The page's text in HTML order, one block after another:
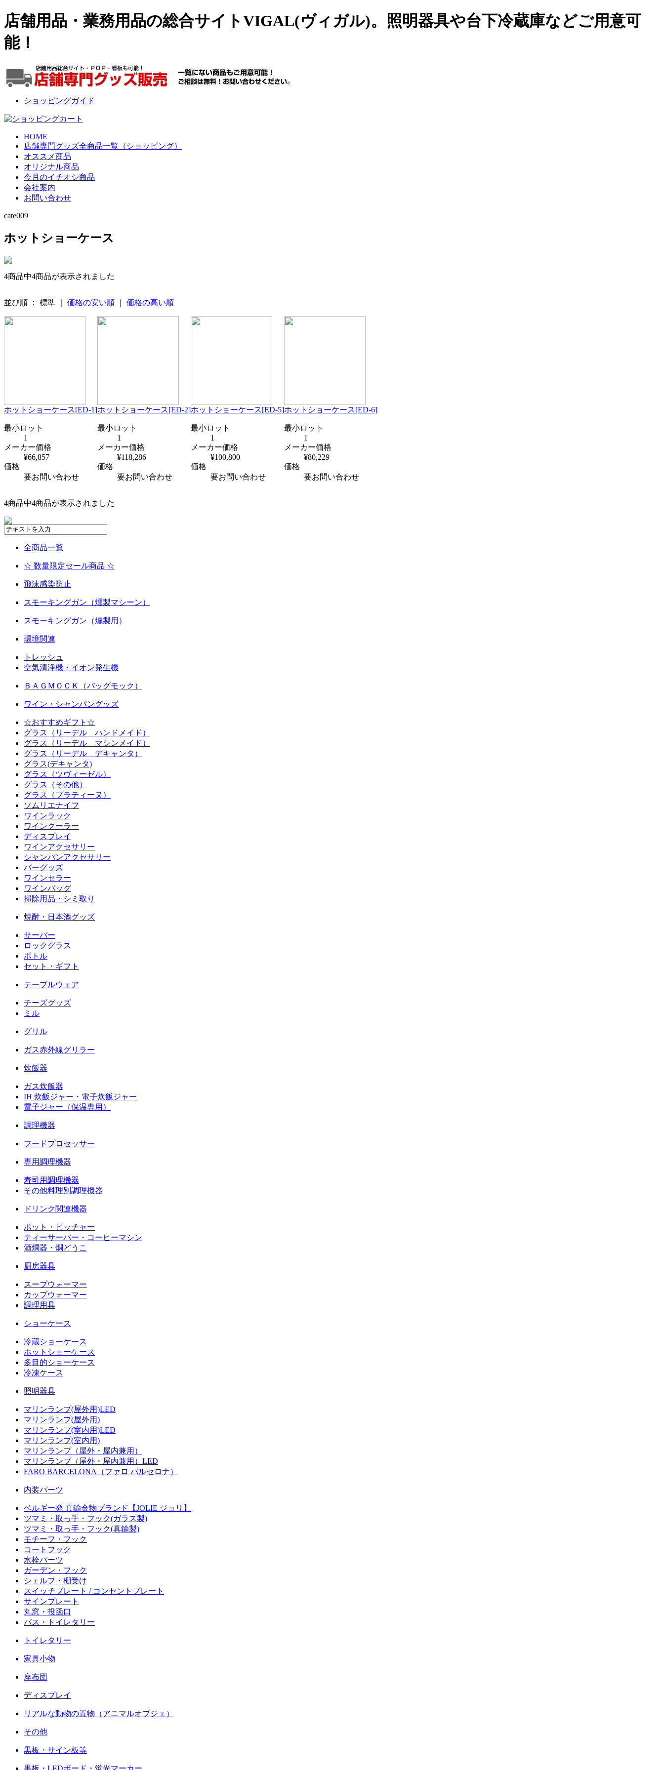
店舗用品・業務用品の総合サイトVIGAL(ヴィガル)。照明器具や台下冷蔵庫などご用意可
能！
ショッピングガイド
HOME
店舗専門グッズ全商品一覧（ショッピング）
オススメ商品
オリジナル商品
今月のイチオシ商品
会社案内
お問い合わせ
cate009
ホットショーケース
4商品中4商品が表示されました
並び順 ： 標準 ｜ 価格の安い順 価格の高い順
ホットショーケース[ED-1]ホットショーケース[ED-2]ホットショーケース[ED-5]ホットショーケース[ED-6]
最小ロット
1
メーカー価格
¥66,857
価格
要お問い合わせ
最小ロット
1
メーカー価格
¥118,286
価格
要お問い合わせ
最小ロット
1
メーカー価格
¥100,800
価格
要お問い合わせ
最小ロット
1
メーカー価格
¥80,229
価格
要お問い合わせ
4商品中4商品が表示されました
全商品一覧
☆ 数量限定セール商品 ☆
飛沫感染防止
スモーキングガン（燻製マシーン）
スモーキングガン（燻製用）
環境関連
トレッシュ
空気清浄機・イオン発生機
ＢＡＧＭＯＣＫ（バッグモック）
ワイン・シャンパングッズ
☆おすすめギフト☆
グラス（リーデル ハンドメイド）
グラス（リーデル マシンメイド）
グラス（リーデル デキャンタ）
グラス(デキャンタ)
グラス（ツヴィーゼル）
グラス（その他）
グラス（プラティーヌ）
ソムリエナイフ
ワインラック
ワインクーラー
ディスプレイ
ワインアクセサリー
シャンパンアクセサリー
バーグッズ
ワインセラー
ワインバッグ
掃除用品・シミ取り
焼酎・日本酒グッズ
サーバー
ロックグラス
ボトル
セット・ギフト
テーブルウェア
チーズグッズ
ミル
グリル
ガス赤外線グリラー
炊飯器
ガス炊飯器
IH 炊飯ジャー・電子炊飯ジャー
電子ジャー（保温専用）
調理機器
フードプロセッサー
専用調理機器
寿司用調理機器
その他料理別調理機器
ドリンク関連機器
ポット・ピッチャー
ティーサーバー・コーヒーマシン
酒燗器・燗どうこ
厨房器具
スープウォーマー
カップウォーマー
調理用具
ショーケース
冷蔵ショーケース
ホットショーケース
多目的ショーケース
冷凍ケース
照明器具
マリンランプ(屋外用)LED
マリンランプ(屋外用)
マリンランプ(室内用)LED
マリンランプ(室内用)
マリンランプ（屋外・屋内兼用）
マリンランプ（屋外・屋内兼用）LED
FARO BARCELONA（ファロ バルセロナ）
内装パーツ
ベルギー発 真鍮金物ブランド【JOLIE ジョリ】
ツマミ・取っ手・フック(ガラス製)
ツマミ・取っ手・フック(真鍮製)
モチーフ・フック
コートフック
水栓パーツ
ガーデン・フック
シェルフ・棚受け
スイッチプレート / コンセントプレート
サインプレート
丸窓・投函口
バス・トイレタリー
トイレタリー
家具小物
座布団
ディスプレイ
リアルな動物の置物（アニマルオブジェ）
その他
黒板・サイン板等
黒板・LEDボード・蛍光マーカー